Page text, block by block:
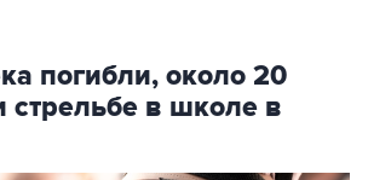
погибли, около 20
в школе в